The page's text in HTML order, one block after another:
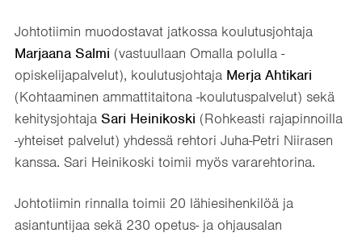
Johtotiimin muodostavat jatkossa koulutusjohtaja
Marjaana Salmi (vastuullaan Omalla polulla -
opiskelijapalvelut), koulutusjohtaja Merja Ahtikari
(Kohtaaminen ammattitaitona -koulutuspalvelut) sekä
kehitysjohtaja Sari Heinikoski (Rohkeasti rajapinnoilla
-yhteiset palvelut) yhdessä rehtori Juha-Petri Niirasen
kanssa. Sari Heinikoski toimii myös vararehtorina.
Johtotiimin rinnalla toimii 20 lähiesihenkilöä ja
asiantuntijaa sekä 230 opetus- ja ohjausalan